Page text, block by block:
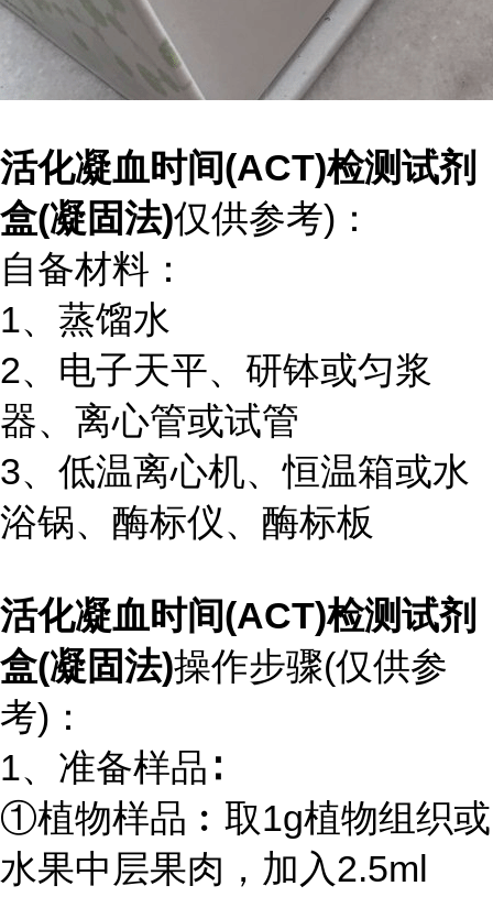
活化凝血时间(ACT)检测试剂
盒(凝固法)仅供参考)：
自备材料：
1、蒸馏水
2、电子天平、研钵或匀浆
器、离心管或试管
3、低温离心机、恒温箱或水
浴锅、酶标仪、酶标板
活化凝血时间(ACT)检测试剂
盒(凝固法)操作步骤(仅供参
考)：
1、准备样品∶
①植物样品︰取1g植物组织或
水果中层果肉，加入2.5ml